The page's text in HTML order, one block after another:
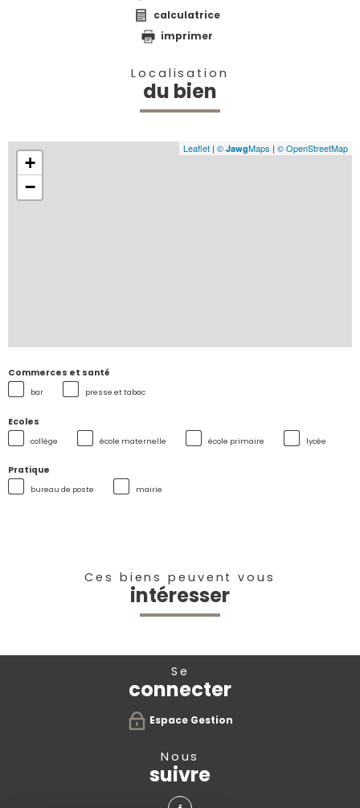
calculatrice
imprimer
Localisation
du bien
+
−
Leaflet | © JawgMaps | © OpenStreetMap
Commerces et santé
bar presse et tabac
Ecoles
collège école maternelle école primaire lycée
Pratique
bureau de poste mairie
Ces biens peuvent vous
intéresser
se
connecter
Espace Gestion
nous
suivre